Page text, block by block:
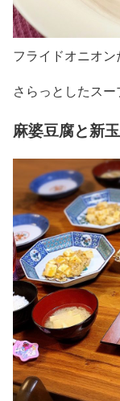
フライドオニオン
さらっとしたス
麻婆豆腐と新